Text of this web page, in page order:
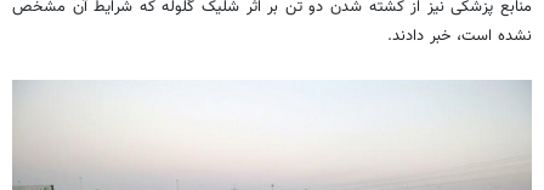
منابع پزشکی نیز از کشته شدن دو تن بر اثر شلیک گلوله‌ که شرایط آن مشخص
نشده است، خبر دادند.